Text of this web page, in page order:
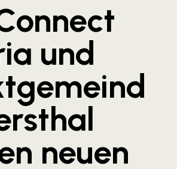
Services
und
neuen